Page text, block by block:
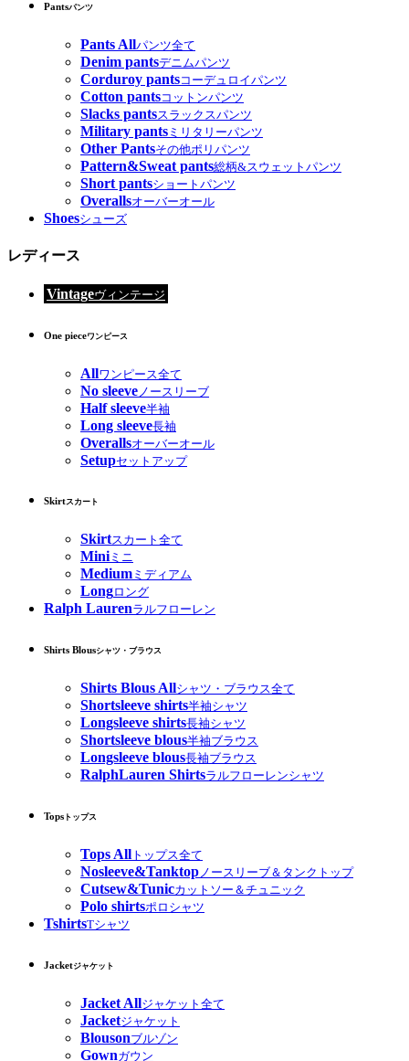
Pantsパンツ
Pants Allパンツ全て
Denim pantsデニムパンツ
Corduroy pantsコーデュロイパンツ
Cotton pantsコットンパンツ
Slacks pantsスラックスパンツ
Military pants ミリタリーパンツ
Other Pantsその他ポリパンツ
Pattern&Sweat pants総柄&スウェットパンツ
Short pantsショートパンツ
Overallsオーバーオール
Shoesシューズ
レディース
Vintageヴィンテージ
One pieceワンピース
Allワンピース全て
No sleeve ノースリーブ
Half sleeve半袖
Long sleeve長袖
Overallsオーバーオール
Setupセットアップ
Skirtスカート
Skirtスカート全て
Miniミニ
Medium ミディアム
Longロング
Ralph Laurenラルフローレン
Shirts Blousシャツ・ブラウス
Shirts Blous Allシャツ・ブラウス全て
Shortsleeve shirts半袖シャツ
Longsleeve shirts長袖シャツ
Shortsleeve blous半袖ブラウス
Longsleeve blous長袖ブラウス
RalphLauren Shirtsラルフローレンシャツ
Tops トップス
Tops All トップス全て
Nosleeve&Tanktopノースリーブ＆タンクトップ
Cutsew&Tunicカットソー＆チュニック
Polo shirtsポロシャツ
TshirtsTシャツ
Jacketジャケット
Jacket Allジャケット全て
Jacketジャケット
Blousonブルゾン
Gownガウン